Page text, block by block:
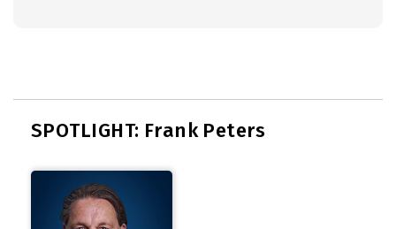
SPOTLIGHT: Frank Peters